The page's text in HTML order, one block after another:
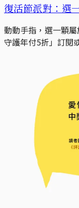
復活節派對：選
動動手指，選一顆
守護年付5折」訂閱